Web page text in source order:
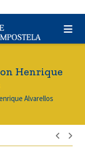
Henrique
Alvarellos
de